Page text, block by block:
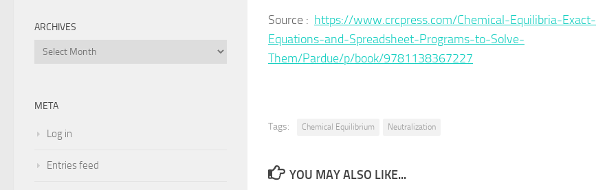
Source : https://www.crcpress.com/Chemical-Equilibria-Exact-
Equations-and-Spreadsheet-Programs-to-Solve-
Them/Pardue/p/book/9781138367227
Tags: Chemical Equilibrium Neutralization
YOU MAY ALSO LIKE...
ARCHIVES
Archives
META
Log in
Entries feed